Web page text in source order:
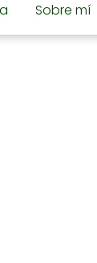
Sobre mí